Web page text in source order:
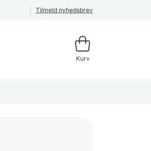
Tilmeld nyhedsbrev
Kurv